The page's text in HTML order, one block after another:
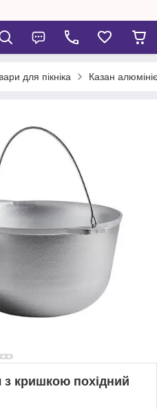
для пікніка Казан
з кришкою похідний